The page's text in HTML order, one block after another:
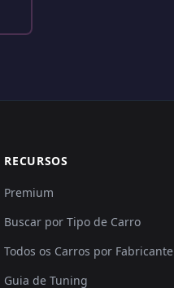
RECURSOS
Premium
Buscar por Tipo de Carro
Todos os Carros por Fabricante
Guia de Tuning